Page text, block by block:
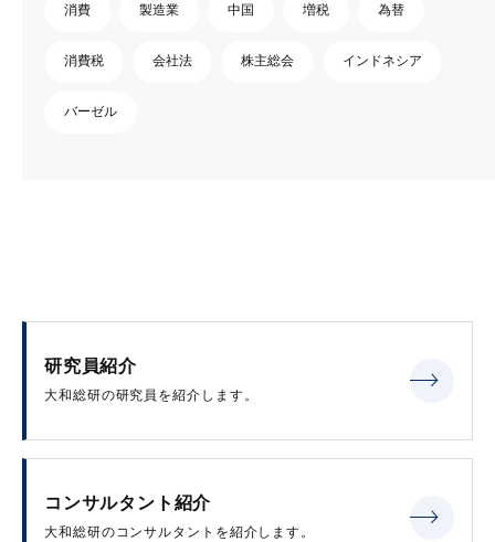
消費 製造業 中国 増税 為替
消費税 会社法 株主総会 インドネシア
バーゼル
研究員紹介
大和総研の研究員を紹介します。
コンサルタント紹介
大和総研のコンサルタントを紹介します。